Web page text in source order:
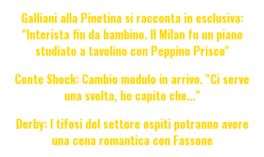
Galliani alla Pinetina si racconta in esclusiva:
"Interista fin da bambino. Il Milan fu un piano
studiato a tavolino con Peppino Prisco"
Conte Shock: Cambio modulo in arrivo. "Ci serve
una svolta, ho capito che..."
Derby: I tifosi del settore ospiti potranno avere
una cena romantica con Fassone